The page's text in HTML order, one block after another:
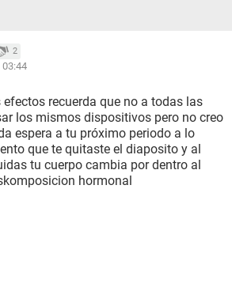
2
03:44
efectos recuerda que no a todas las
los mismos dispositivos pero no creo
espera a tu próximo periodo a lo
que te quitaste el diaposito y al
tu cuerpo cambia por dentro al
hormonal